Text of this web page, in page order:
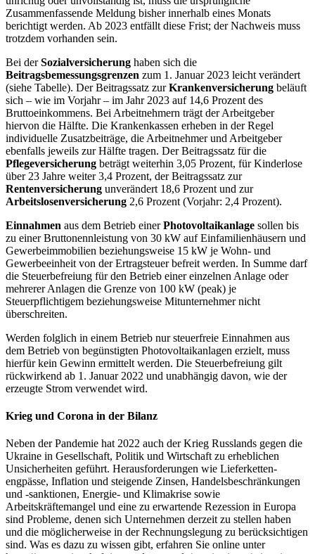
Zusammenfassende Meldung bisher innerhalb eines Monats
berichtigt werden. Ab 2023 entfällt diese Frist; der Nachweis muss
trotzdem vorhanden sein.
Bei derSozialversicherung haben sich die
Beitragsbemessungsgrenzen zum 1. Januar 2023 leicht verändert
(siehe Tabelle). Der Beitragssatz zurKrankenversicherung beläuft
sich – wie im Vorjahr – im Jahr 2023 auf 14,6 Prozent des
Bruttoeinkommens. Bei Arbeitnehmern trägt der Arbeitgeber
hiervon die Hälfte. Die Krankenkassen erheben in der Regel
individuelle Zusatzbeiträge, die Arbeitnehmer und Arbeitgeber
ebenfalls jeweils zur Hälfte tragen. Der Beitragssatz für die
Pflegeversicherung beträgt weiterhin 3,05 Prozent, für Kinderlose
über 23 Jahre weiter 3,4 Prozent, der Beitragssatz zur
Rentenversicherung unverändert 18,6 Prozent und zur
Arbeitslosenversicherung 2,6 Prozent (Vorjahr: 2,4 Prozent).
Einnahmen aus dem Betrieb einerPhotovoltaikanlage sollen bis
zu einer Bruttonennleistung von 30 kW auf Einfamilienhäusern und
Gewerbeimmobilien beziehungsweise 15 kW je Wohn- und
Gewerbeeinheit von der Ertragsteuer befreit werden. In Summe darf
die Steuerbefreiung für den Betrieb einer einzelnen Anlage oder
mehrerer Anlagen die Grenze von 100 kW (peak) je
Steuerpflichtigem beziehungsweise Mitunternehmer nicht
überschreiten.
Werden folglich in einem Betrieb nur steuerfreie Einnahmen aus
dem Betrieb von begünstigten Photovoltaikanlagen erzielt, muss
hierfür kein Gewinn ermittelt werden. Die Steuerbefreiung gilt
rückwirkend ab 1. Januar 2022 und unabhängig davon, wie der
erzeugte Strom verwendet wird.
Krieg und Corona in der Bilanz
Neben der Pandemie hat 2022 auch der Krieg Russlands gegen die
Ukraine in Gesellschaft, Politik und Wirtschaft zu erheblichen
Unsicherheiten geführt. Herausforderungen wie Lieferketten­
engpässe, Inflation und steigende Zinsen, Handelsbeschränkungen
und -sanktionen, Energie- und Klimakrise sowie
Arbeitskräftemangel und eine zu erwartende Rezession in Europa
sind Probleme, denen sich Unternehmen derzeit zu stellen haben
und die möglicherweise in der Rechnungslegung zu berücksichtigen
sind. Was es dazu zu wissen gibt, erfahren Sie online unter